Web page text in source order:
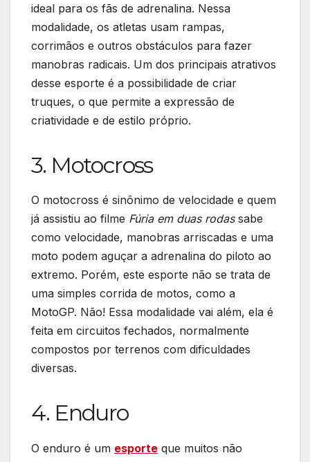
ideal para os fãs de adrenalina. Nessa
modalidade, os atletas usam rampas,
corrimãos e outros obstáculos para fazer
manobras radicais. Um dos principais atrativos
desse esporte é a possibilidade de criar
truques, o que permite a expressão de
criatividade e de estilo próprio.
3. Motocross
O motocross é sinônimo de velocidade e quem
já assistiu ao filme Fúria em duas rodas sabe
como velocidade, manobras arriscadas e uma
moto podem aguçar a adrenalina do piloto ao
extremo. Porém, este esporte não se trata de
uma simples corrida de motos, como a
MotoGP. Não! Essa modalidade vai além, ela é
feita em circuitos fechados, normalmente
compostos por terrenos com dificuldades
diversas.
4. Enduro
O enduro é um esporte que muitos não